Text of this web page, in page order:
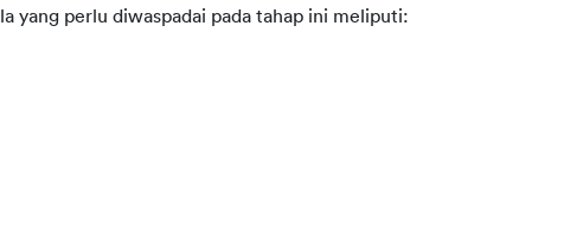
yang perlu diwaspadai pada tahap ini meliputi: